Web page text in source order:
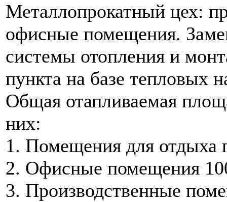
Металлопрокатный цех:
офисные помещения.
системы отопления и
пункта на базе тепловых
Общая отапливаемая
них:
1. Помещения для отдыха
2. Офисные помещения
3. Производственные